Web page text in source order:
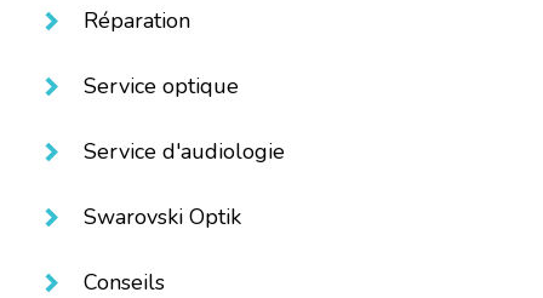
Réparation
Service optique
Service d'audiologie
Swarovski Optik
Conseils